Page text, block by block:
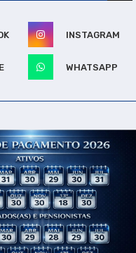
INSTAGRAM
WHATSAPP